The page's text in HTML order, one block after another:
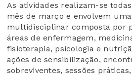
As atividades realizam-se
mês de março e envolvem
multidisciplinar composta por
áreas de enfermagem,
fisioterapia, psicologia e
ações de sensibilização,
sobreviventes, sessões